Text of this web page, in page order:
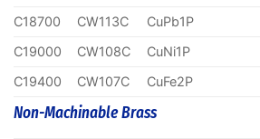
C18700
CW113C CuPb1P
C19000
CW108C CuNi1P
C19400
CW107C CuFe2P
Non-Machinable Brass